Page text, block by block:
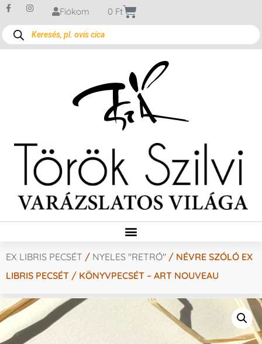
Fiókom 0 Ft
EX LIBRIS PECSÉT / NYELES "RETRÓ" / NÉVRE SZÓLÓ EX
LIBRIS PECSÉT / KÖNYVPECSÉT – ART NOUVEAU